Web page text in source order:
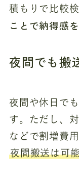
積もりで比較
ことで納得感
夜間でも搬
夜間や休日で
す。ただし、
などで割増費
夜間搬送は可